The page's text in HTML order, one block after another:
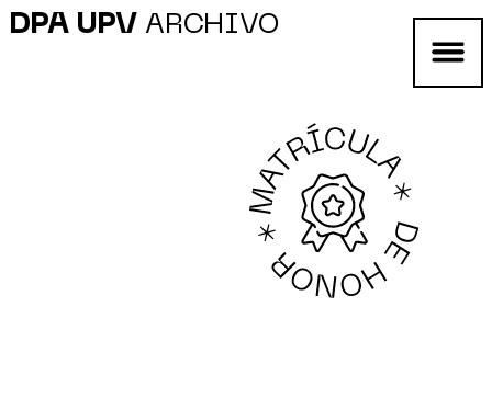
DPA UPV ARCHIVO